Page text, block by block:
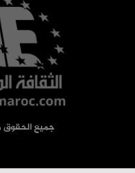
© جميع الحقوق